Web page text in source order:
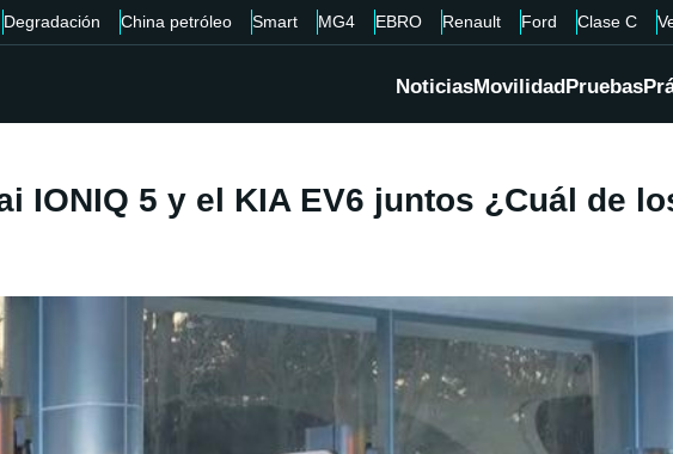
Degradación China petróleo Smart MG4 EBRO Renault Ford Clase C
NoticiasMovilidadPruebas
IONIQ 5 y el KIA EV6 juntos ¿Cuál de